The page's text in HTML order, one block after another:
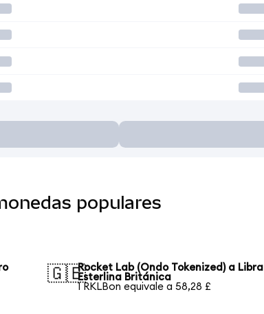
populares
🇬🇧Rocket Lab (Ondo Tokenized) a Libra
Esterlina Británica
1 RKLBon equivale a 58,28 £